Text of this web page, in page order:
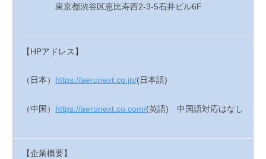
東京都渋谷区恵比寿西2-3-5石井ビル6F
【HPアドレス】
（日本） https://aeronext.co.jp/( 日本語)
（中国） https://aeronext.co.com/(英語) 中国語対応はなし
【企業概要】